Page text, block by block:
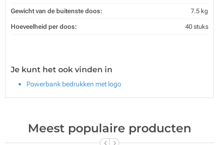
Gewicht van de buitenste doos: 7.5 kg
Hoeveelheid per doos: 40 stuks
Je kunt het ook vinden in
Powerbank bedrukken met logo
Meest populaire producten